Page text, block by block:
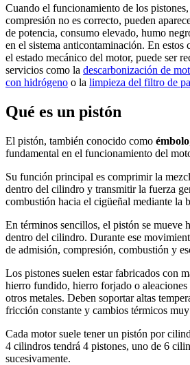
Cuando el funcionamiento de los
compresión no es correcto, pueden
de potencia, consumo elevado, humo
en el sistema anticontaminación. En estos
el estado mecánico del motor, puede ser
servicios como la descarbonización de
con hidrógeno o la limpieza del filtro de
Qué es un pistón
El pistón, también conocido como émbolo
fundamental en el funcionamiento del
Su función principal es comprimir la
dentro del cilindro y transmitir la fuerza
combustión hacia el cigüeñal mediante la
En términos sencillos, el pistón se mueve
dentro del cilindro. Durante ese
de admisión, compresión, combustión y
Los pistones suelen estar fabricados con
hierro fundido, hierro forjado o
otros metales. Deben soportar altas
fricción constante y cambios térmicos
Cada motor suele tener un pistón por
4 cilindros tendrá 4 pistones, uno de 6
sucesivamente.